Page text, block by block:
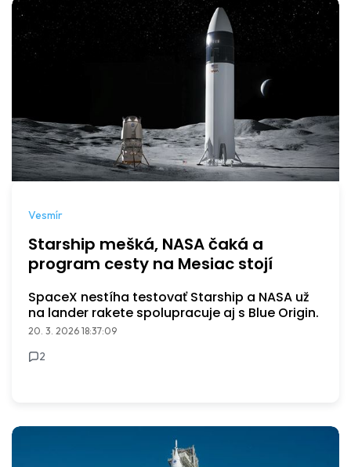
Vesmír
Starship mešká, NASA čaká a
program cesty na Mesiac stojí
SpaceX nestíha testovať Starship a NASA už
na lander rakete spolupracuje aj s Blue Origin.
20. 3. 2026 18:37:09
2